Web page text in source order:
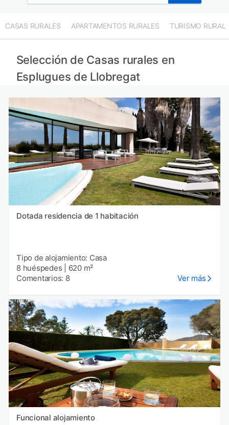
CASAS RURALES APARTAMENTOS RURALES TURISMO RURAL
Selección de Casas rurales en
Esplugues de Llobregat
Dotada residencia de 1 habitación
Tipo de alojamiento: Casa
8 huéspedes
620 m²
Comentarios: 8
Ver más
Funcional alojamiento